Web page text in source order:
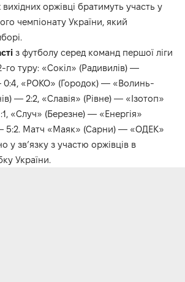
оржівці братимуть участь у
чемпіонату України, який
з футболу серед команд першої ліги
го туру: «Сокіл» (Радивилів) —
«РОКО» (Городок) — «Волинь-
— 2:2, «Славія» (Рівне) — «Ізотоп»
«Случ» (Березне) — «Енергія»
5:2. Матч «Маяк» (Сарни) — «ОДЕК»
у зв’язку з участю оржівців в
України.